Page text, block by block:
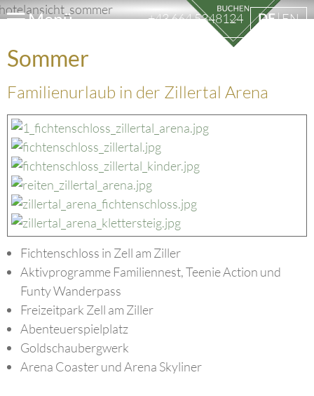
Menü +43 664 5348124 DE EN
Sommer
Familienurlaub in der Zillertal Arena
Fichtenschloss in Zell am Ziller
Aktivprogramme Familiennest, Teenie Action und
Funty Wanderpass
Freizeitpark Zell am Ziller
Abenteuerspielplatz
Goldschaubergwerk
Arena Coaster und Arena Skyliner